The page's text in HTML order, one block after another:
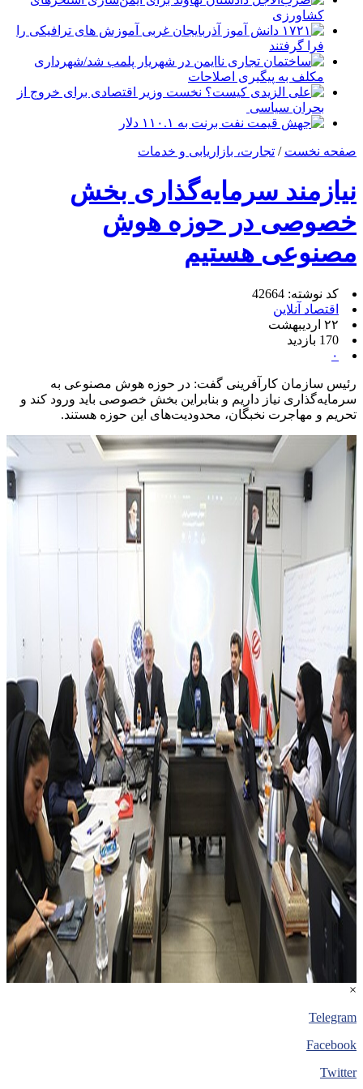
کشاورزی
۱۷۲۱ دانش آموز آذربایجان غربی آموزش های ترافیکی را
فرا گرفتند
ساختمان تجاری ناایمن در شهریار پلمب شد/شهرداری
مکلف به پیگیری اصلاحات
علی الزیدی کیست؟ نخست وزیر اقتصادی برای خروج از
بحران سیاسی
جهش قیمت نفت برنت به ۱۱۰.۱ دلار
صفحه نخست / تجارت، بازاریابی و خدمات
نیازمند سرمایه‌گذاری بخش
خصوصی در حوزه هوش
مصنوعی هستیم
کد نوشته: 42664
اقتصاد آنلاین
۲۲ اردیبهشت
170 بازدید
۰
رئیس سازمان کارآفرینی گفت: در حوزه هوش مصنوعی به
سرمایه‌گذاری نیاز داریم و بنابراین بخش خصوصی باید ورود کند و
تحریم و مهاجرت نخبگان، محدودیت‌های این حوزه هستند.
×
Telegram
Facebook
Twitter